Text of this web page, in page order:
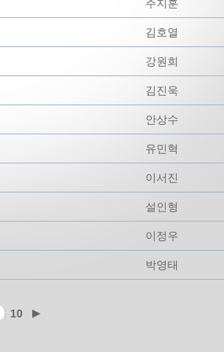
주지훈
김호열
강원희
김진욱
안상수
유민혁
이서진
설인형
이정우
박영태
10 ▶